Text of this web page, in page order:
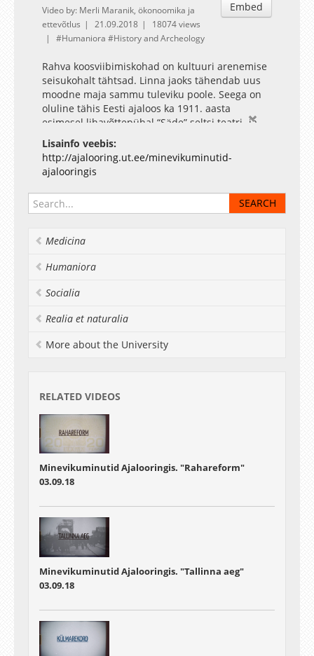
Embed
Video by: Merli Maranik, ökonoomika ja
ettevõtlus
21.09.2018
18074 views
Humaniora
History and Archeology
Rahva koosviibimiskohad on kultuuri arenemise
seisukohalt tähtsad. Linna jaoks tähendab uus
moodne maja sammu tuleviku poole. Seega on
oluline tähis Eesti ajaloos ka 1911. aasta
esimesel lihavõttepühal “Säde” seltsi teatri- ja
kontserdimaja (ja) avamine Valgas.
Lisainfo veebis:
http://ajalooring.ut.ee/minevikuminutid-
ajalooringis
Medicina
Humaniora
Socialia
Realia et naturalia
More about the University
RELATED VIDEOS
Minevikuminutid Ajalooringis. "Rahareform"
03.09.18
Minevikuminutid Ajalooringis. "Tallinna aeg"
03.09.18